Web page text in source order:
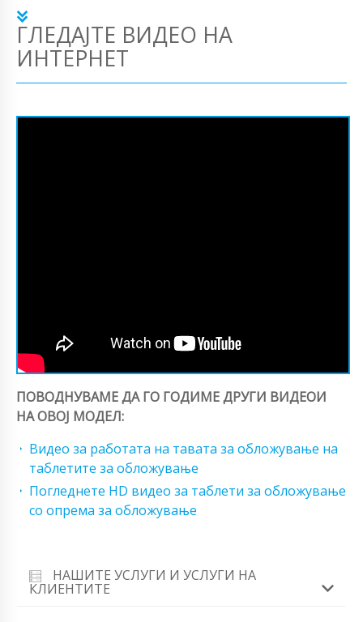
ГЛЕДАЈТЕ ВИДЕО НА
ИНТЕРНЕТ
ПОВОДНУВАМЕ ДА ГО ГОДИМЕ ДРУГИ ВИДЕОИ
НА ОВОЈ МОДЕЛ:
Видео за работата на тавата за обложување на
таблетите за обложување
Погледнете HD видео за таблети за обложување
со опрема за обложување
НАШИТЕ УСЛУГИ И УСЛУГИ НА
КЛИЕНТИТЕ